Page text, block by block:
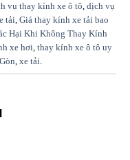
vụ thay kính xe ô tô dịch vụ
tải Giá thay kính xe tải bao
Hại Khi Không Thay Kính
xe hơi thay kính xe ô tô uy
xe tải